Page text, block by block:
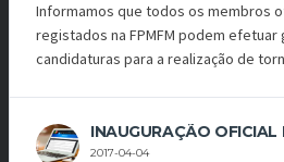
Informamos que todos os membros
registados na FPMFM podem
candidaturas para a realização de
INAUGURAÇÃO
2017-04-04